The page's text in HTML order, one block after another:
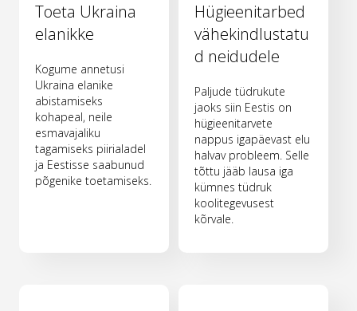
Toeta Ukraina
elanikke
Kogume annetusi
Ukraina elanike
abistamiseks
kohapeal, neile
esmavajaliku
tagamiseks piirialadel
ja Eestisse saabunud
põgenike toetamiseks.
Hügieenitarbed
vähekindlustatu
d neidudele
Paljude tüdrukute
jaoks siin Eestis on
hügieenitarvete
nappus igapäevast elu
halvav probleem. Selle
tõttu jääb lausa iga
kümnes tüdruk
koolitegevusest
kõrvale.